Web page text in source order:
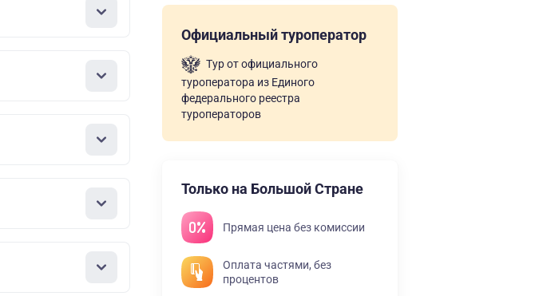
Официальный туроператор
Тур от официального
туроператора из Единого
федерального реестра
туроператоров
Только на Большой Стране
Прямая цена без комиссии
Оплата частями, без
процентов